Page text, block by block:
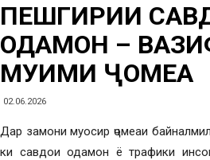
ПЕШГИРИИ
ОДАМОН –
МУҲИМИ ҶОМЕА
02.06.2026
Дар замони муосир ҷомеаи
ки савдои одамон ё трафики